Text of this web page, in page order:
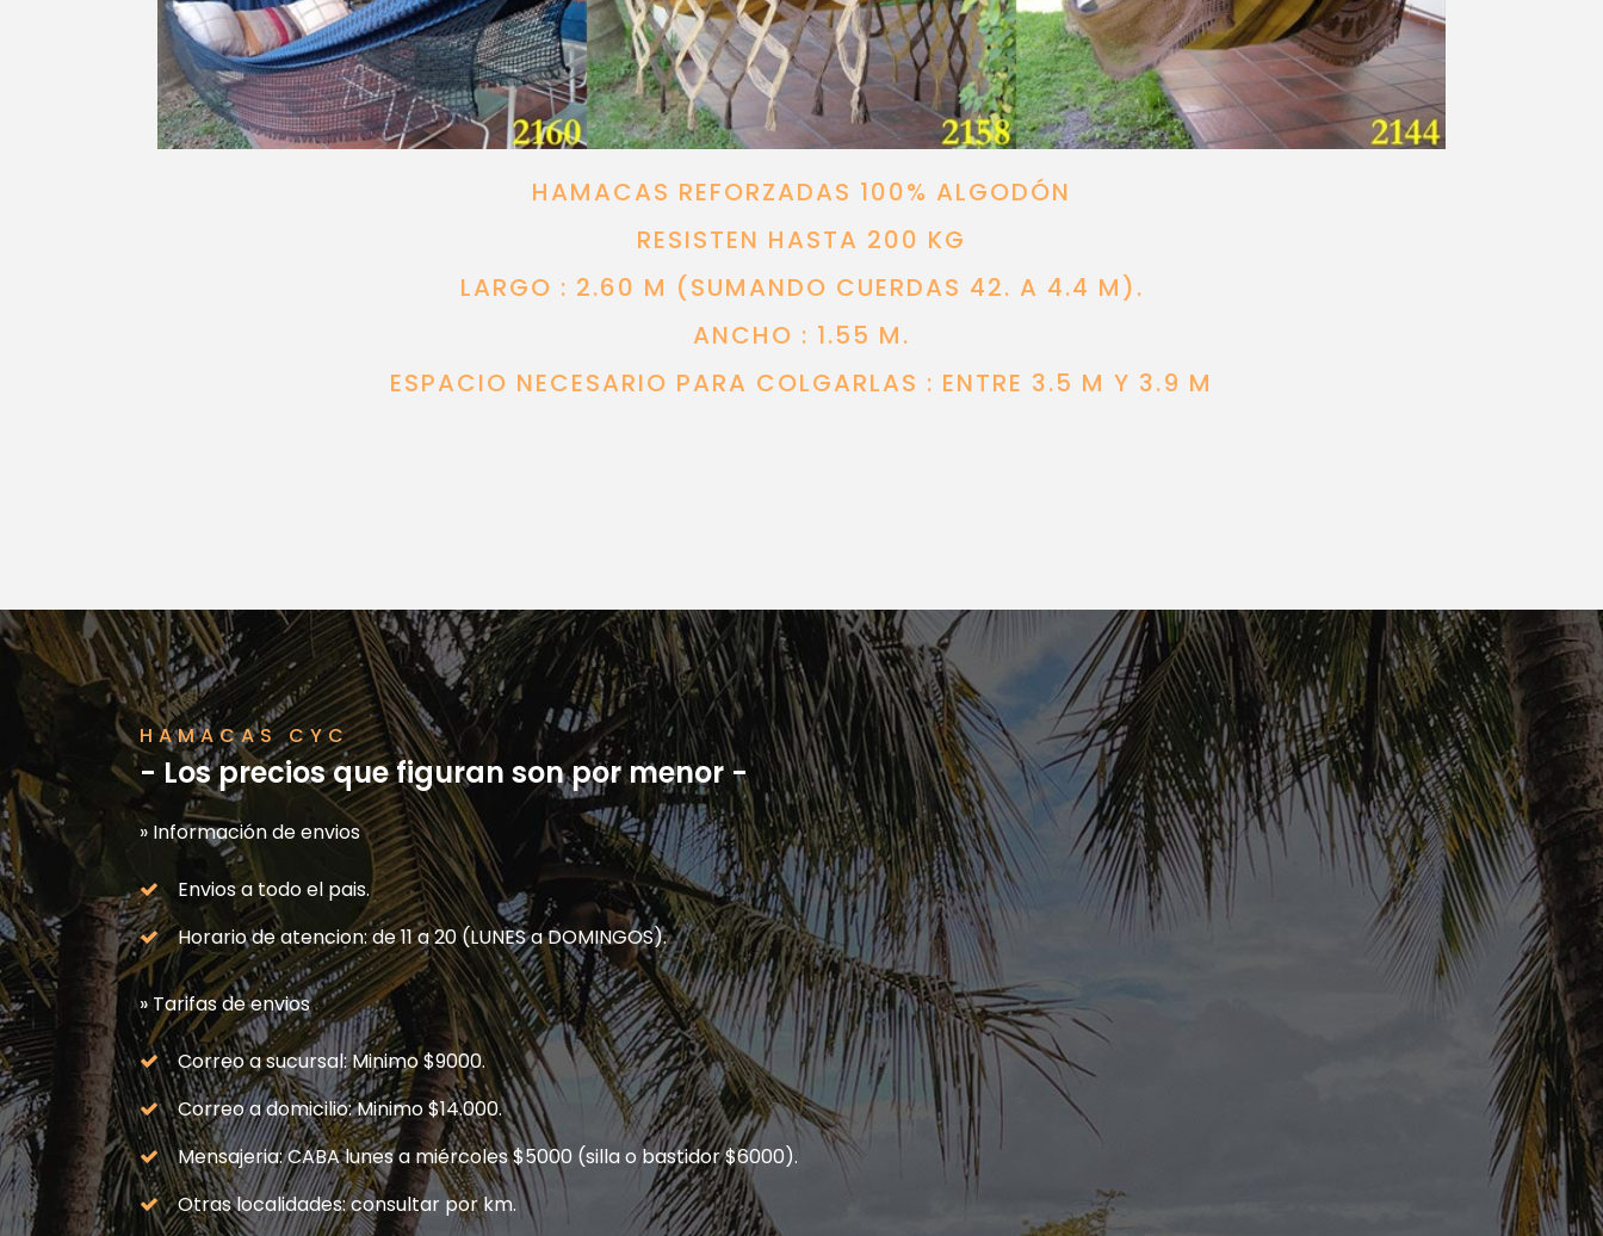
HAMACAS REFORZADAS 100% ALGODÓN
RESISTEN HASTA 200 KG
LARGO : 2.60 M (SUMANDO CUERDAS 42. A 4.4 M).
ANCHO : 1.55 M.
ESPACIO NECESARIO PARA COLGARLAS : ENTRE 3.5 M Y 3.9 M
HAMACAS CYC
- Los precios que figuran son por menor -
» Información de envios
Envios a todo el pais.
Horario de atencion: de 11 a 20 (LUNES a DOMINGOS).
» Tarifas de envios
Correo a sucursal: Minimo $9000.
Correo a domicilio: Minimo $14.000.
Mensajeria: CABA lunes a miércoles $5000 (silla o bastidor $6000).
Otras localidades: consultar por km.